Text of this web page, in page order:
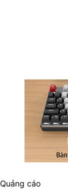
Quảng cáo